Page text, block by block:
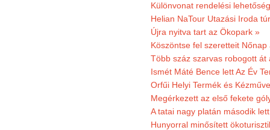
Különvonat rendelési
Helian NaTour Utazási Iroda
Újra nyitva tart az Ökopark »
Köszöntse fel szeretteit
Több száz szarvas robogott át
Ismét Máté Bence lett Az Év
Orfűi Helyi Termék és
Megérkezett az első fekete
A tatai nagy platán második
Hunyorral minősített